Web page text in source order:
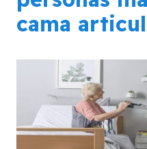
cama